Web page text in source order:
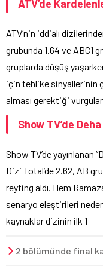
ATV’de
ATV’nin iddialı
grubunda 1.64 ve ABC1
gruplarda düşüş
için tehlike sinyallerinin
alması gerektiği
Show TV’de
Show TV’de yayınlanan
Dizi Total’de 2.62, AB
reyting aldı. Hem
senaryo eleştirileri
kaynaklar dizinin ilk 1
2 bölümünde final